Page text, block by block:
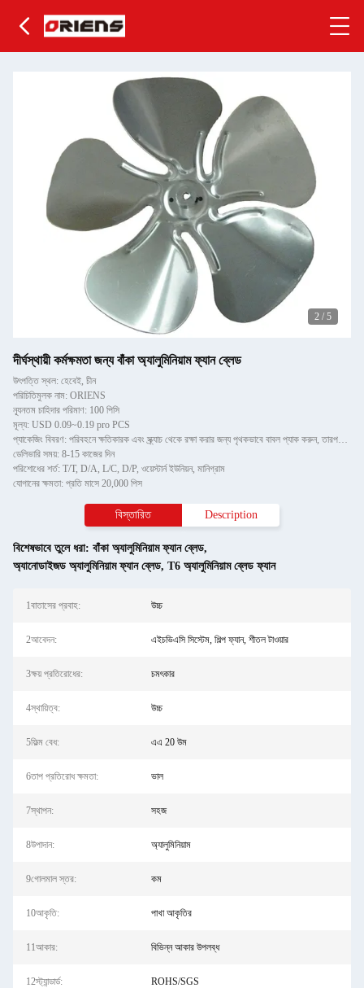
2 / 5
দীর্ঘস্থায়ী কর্মক্ষমতা জন্য বাঁকা অ্যালুমিনিয়াম ফ্যান ব্লেড
উৎপত্তি স্থল: হেবেই, চীন
পরিচিতিমুলক নাম: ORIENS
ন্যূনতম চাহিদার পরিমাণ: 100 পিসি
মূল্য: USD 0.09~0.19 pro PCS
প্যাকেজিং বিবরণ: পরিবহনে ক্ষতিকারক এবং স্ক্র্যাচ থেকে রক্ষা করার জন্য পৃথকভাবে বাবল প্যাক করুন, তারপরে শক্ত কাগজে
ডেলিভারি সময়: 8-15 কাজের দিন
পরিশোধের শর্ত: T/T, D/A, L/C, D/P, ওয়েস্টার্ন ইউনিয়ন, মানিগ্রাম
যোগানের ক্ষমতা: প্রতি মাসে 20,000 পিস
বিস্তারিত Description
বিশেষভাবে তুলে ধরা: বাঁকা অ্যালুমিনিয়াম ফ্যান ব্লেড,
অ্যানোডাইজড অ্যালুমিনিয়াম ফ্যান ব্লেড, T6 অ্যালুমিনিয়াম ব্লেড ফ্যান
1বাতাসের প্রবাহ: উচ্চ
2আবেদন: এইচভিএসি সিস্টেম, শিল্প ফ্যান, শীতল টাওয়ার
3ক্ষয় প্রতিরোধের: চমৎকার
4স্থায়িত্ব: উচ্চ
5ফিল্ম বেধ: এএ 20 উম
6তাপ প্রতিরোধ ক্ষমতা: ভাল
7স্থাপন: সহজ
8উপাদান: অ্যালুমিনিয়াম
9গোলমাল স্তর: কম
10আকৃতি: পাখা আকৃতির
11আকার: বিভিন্ন আকার উপলব্ধ
12স্ট্যান্ডার্ড: ROHS/SGS